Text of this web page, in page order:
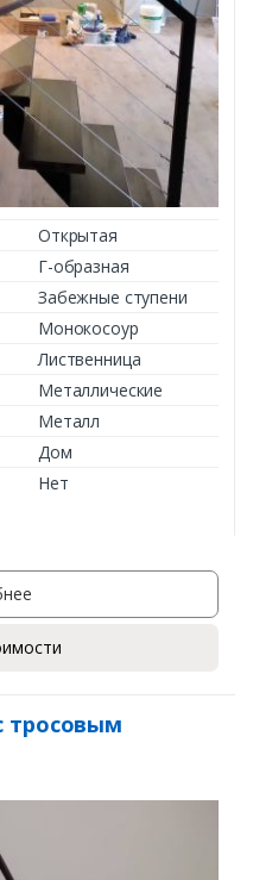
Открытая
Г-образная
Забежные ступени
Монокосоур
Лиственница
Металлические
Металл
Дом
Нет
тросовым